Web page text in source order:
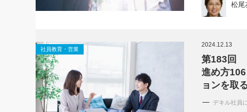
松尾
社員教育・営業
2024.12.13
第183回
進め方
ョンを取
デキル社員